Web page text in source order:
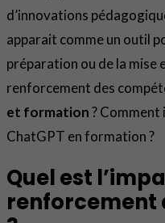
d’innovations
apparait comme un outil
préparation ou de la mise
renforcement des
et formation?
ChatGPT en formation ?
Quel est
renforcement